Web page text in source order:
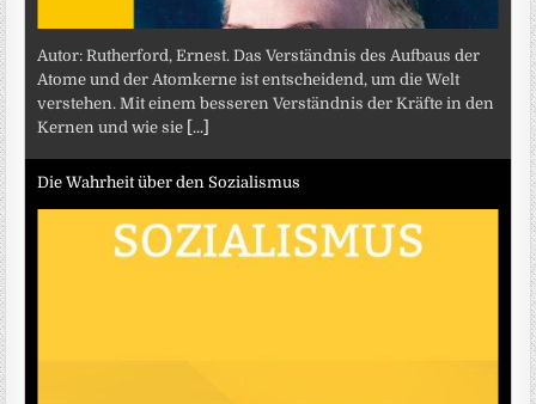
Autor: Rutherford, Ernest. Das Verständnis des Aufbaus der
Atome und der Atomkerne ist entscheidend, um die Welt
verstehen. Mit einem besseren Verständnis der Kräfte in den
Kernen und wie sie [...]
Die Wahrheit über den Sozialismus